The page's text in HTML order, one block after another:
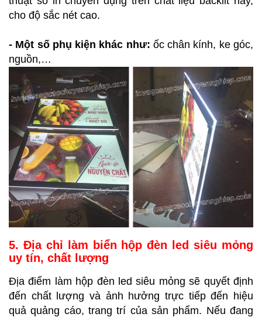
cho độ sắc nét cao.
- Một số phụ kiện khác như: ốc chân kính, ke góc,
nguồn,…
5. Địa chỉ làm biển hộp đèn led siêu mỏng
uy tín, chất lượng
Địa điểm làm hộp đèn led siêu mỏng sẽ quyết định
đến chất lượng và ảnh hưởng trực tiếp đến hiệu
quả quảng cáo, trang trí của sản phẩm. Nếu đang